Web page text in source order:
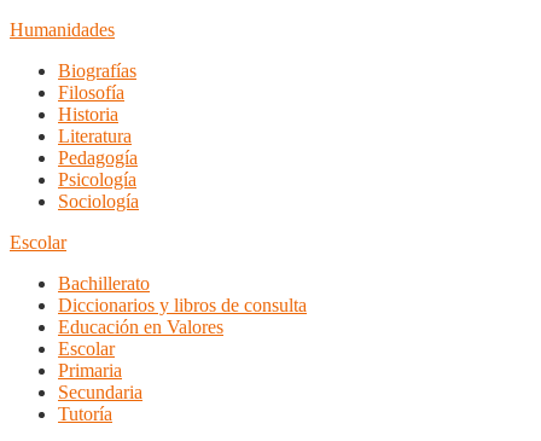
Humanidades
Biografías
Filosofía
Historia
Literatura
Pedagogía
Psicología
Sociología
Escolar
Bachillerato
Diccionarios y libros de consulta
Educación en Valores
Escolar
Primaria
Secundaria
Tutoría